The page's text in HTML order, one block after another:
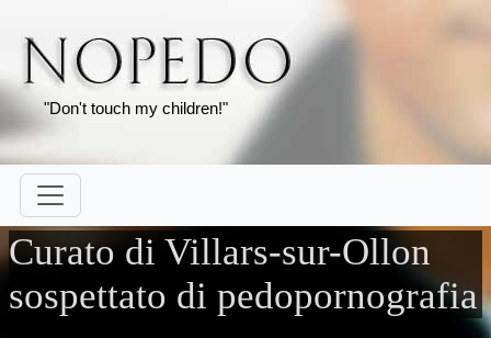
"Don't touch my children!"
Curato di Villars-sur-Ollon
sospettato di pedopornografia